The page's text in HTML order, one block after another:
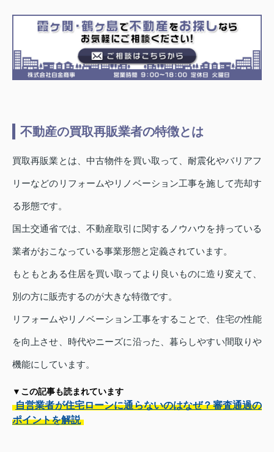
不動産の買取再販業者の特徴とは
買取再販業とは、中古物件を買い取って、耐震化やバリアフ
リーなどのリフォームやリノベーション工事を施して売却す
る形態です。
国土交通省では、不動産取引に関するノウハウを持っている
業者がおこなっている事業形態と定義されています。
もともとある住居を買い取ってより良いものに造り変えて、
別の方に販売するのが大きな特徴です。
リフォームやリノベーション工事をすることで、住宅の性能
を向上させ、時代やニーズに沿った、暮らしやすい間取りや
機能にしています。
▼この記事も読まれています
自営業者が住宅ローンに通らないのはなぜ？審査通過の
ポイントを解説